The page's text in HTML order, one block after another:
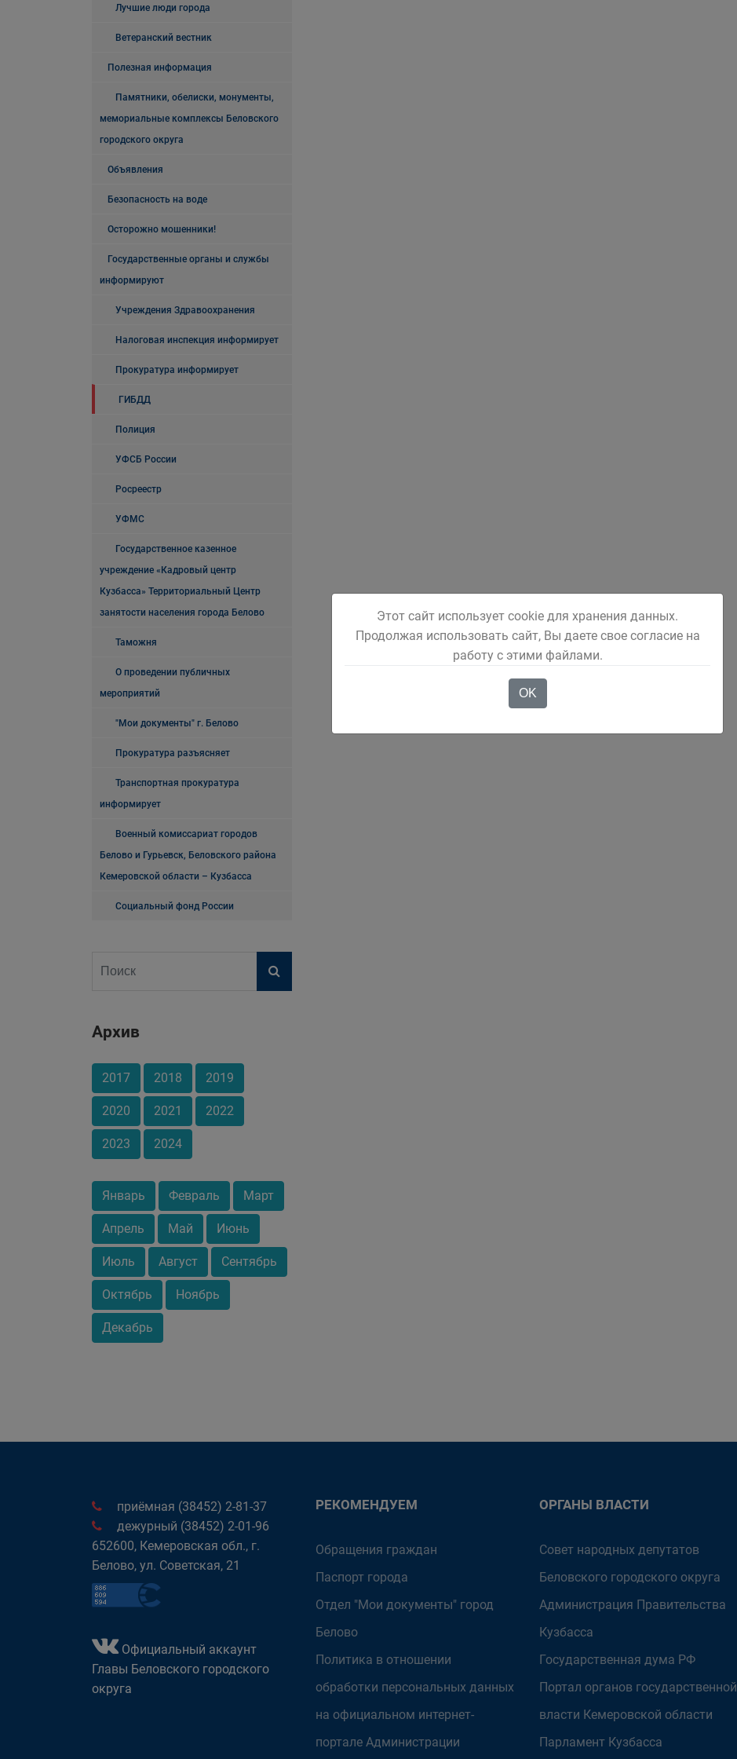
Лучшие люди города
Ветеранский вестник
Полезная информация
Памятники, обелиски, монументы,
мемориальные комплексы Беловского
городского округа
Объявления
Безопасность на воде
Осторожно мошенники!
Государственные органы и службы
информируют
Учреждения Здравоохранения
Налоговая инспекция информирует
Прокуратура информирует
ГИБДД
Полиция
УФСБ России
Росреестр
УФМС
Государственное казенное
учреждение «Кадровый центр
Кузбасса» Территориальный Центр
занятости населения города Белово
Таможня
О проведении публичных
мероприятий
"Мои документы" г. Белово
Прокуратура разъясняет
Транспортная прокуратура
информирует
Военный комиссариат городов
Белово и Гурьевск, Беловского района
Кемеровской области – Кузбасса
Социальный фонд России
Архив
2017 2018 2019
2020 2021 2022
2023 2024
Январь Февраль Март
Апрель Май Июнь
Июль Август Сентябрь
Октябрь Ноябрь
Декабрь
приёмная (38452) 2-81-37
дежурный (38452) 2-01-96
652600, Кемеровская обл., г.
Белово, ул. Советская, 21
Официальный аккаунт
Главы Беловского городского
округа
РЕКОМЕНДУЕМ
Обращения граждан
Паспорт города
Отдел "Мои документы" город
Белово
Политика в отношении
обработки персональных данных
на официальном интернет-
портале Администрации
ОРГАНЫ ВЛАСТИ
Совет народных депутатов
Беловского городского округа
Администрация Правительства
Кузбасса
Государственная дума РФ
Портал органов государственной
власти Кемеровской области
Парламент Кузбасса
Этот сайт использует cookie для хранения данных.
Продолжая использовать сайт, Вы даете свое согласие на
работу с этими файлами.
OK